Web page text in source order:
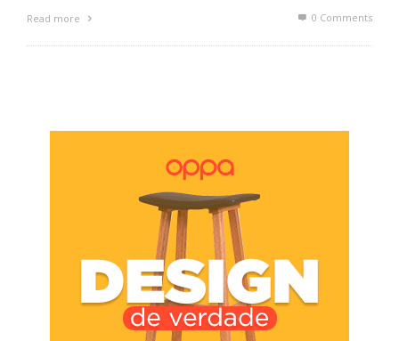
Read more 0 Comments